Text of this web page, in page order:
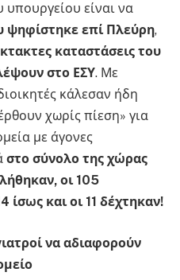
υπουργείου είναι να
ψηφίστηκε επί Πλεύρη,
καταστάσεις του
στο ΕΣΥ. Με
κάλεσαν ήδη
χωρίς πίεση» για
με άγονες
στο σύνολο της χώρας
οι 105
ίσως και οι 11 δέχτηκαν!
να αδιαφορούν